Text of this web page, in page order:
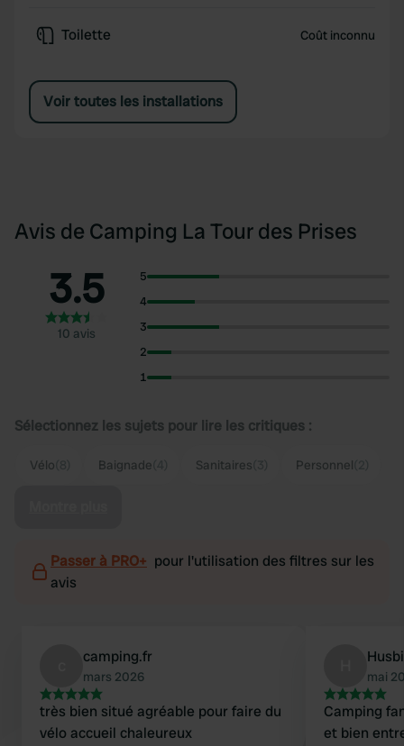
Toilette Coût inconnu
Voir toutes les installations
Avis de Camping La Tour des Prises
3.5
10 avis
5
4
3
2
1
Sélectionnez les sujets pour lire les critiques :
Vélo Baignade Sanitaires Personnel
Passer à PRO+ pour l'utilisation des filtres sur les
avis
camping.fr
mars 2026
très bien situé agréable pour faire du
vélo accueil chaleureux
mai
Camping
et bien